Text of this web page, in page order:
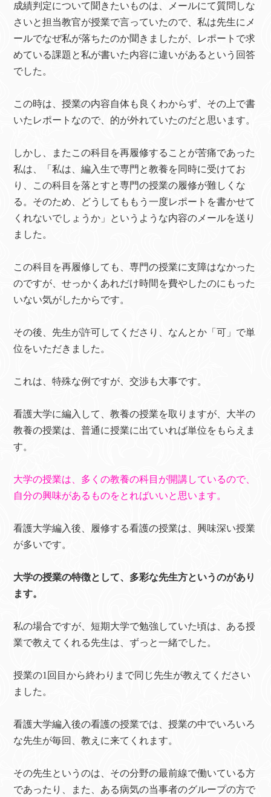
成績判定について聞きたいものは、メールにて質問しな
さいと担当教官が授業で言っていたので、私は先生にメ
ールでなぜ私が落ちたのか聞きましたが、レポートで求
めている課題と私が書いた内容に違いがあるという回答
でした。
この時は、授業の内容自体も良くわからず、その上で書
いたレポートなので、的が外れていたのだと思います。
しかし、またこの科目を再履修することが苦痛であった
私は、「私は、編入生で専門と教養を同時に受けてお
り、この科目を落とすと専門の授業の履修が難しくな
る。そのため、どうしてももう一度レポートを書かせて
くれないでしょうか」というような内容のメールを送り
ました。
この科目を再履修しても、専門の授業に支障はなかった
のですが、せっかくあれだけ時間を費やしたのにもった
いない気がしたからです。
その後、先生が許可してくださり、なんとか「可」で単
位をいただきました。
これは、特殊な例ですが、交渉も大事です。
看護大学に編入して、教養の授業を取りますが、大半の
教養の授業は、普通に授業に出ていれば単位をもらえま
す。
大学の授業は、多くの教養の科目が開講しているので、
自分の興味があるものをとればいいと思います。
看護大学編入後、履修する看護の授業は、興味深い授業
が多いです。
大学の授業の特徴として、多彩な先生方というのがあり
ます。
私の場合ですが、短期大学で勉強していた頃は、ある授
業で教えてくれる先生は、ずっと一緒でした。
授業の1回目から終わりまで同じ先生が教えてください
ました。
看護大学編入後の看護の授業では、授業の中でいろいろ
な先生が毎回、教えに来てくれます。
その先生というのは、その分野の最前線で働いている方
であったり、また、ある病気の当事者のグループの方で